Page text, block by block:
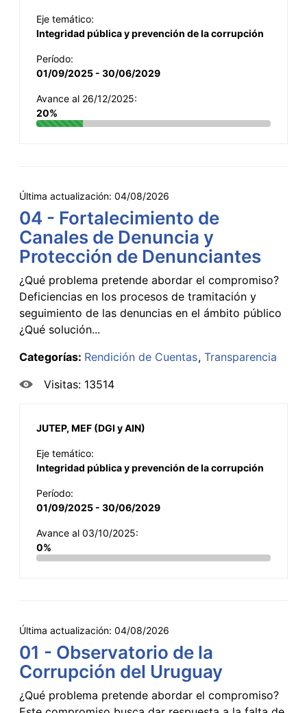
Eje temático:
Integridad pública y prevención de la corrupción
Período:
01/09/2025 - 30/06/2029
Avance al 26/12/2025:
20%
Última actualización: 04/08/2026
04 - Fortalecimiento de
Canales de Denuncia y
Protección de Denunciantes
¿Qué problema pretende abordar el compromiso?
Deficiencias en los procesos de tramitación y
seguimiento de las denuncias en el ámbito público
¿Qué solución...
Categorías: Rendición de Cuentas Transparencia
Visitas: 13514
JUTEP, MEF (DGI y AIN)
Eje temático:
Integridad pública y prevención de la corrupción
Período:
01/09/2025 - 30/06/2029
Avance al 03/10/2025:
0%
Última actualización: 04/08/2026
01 - Observatorio de la
Corrupción del Uruguay
¿Qué problema pretende abordar el compromiso?